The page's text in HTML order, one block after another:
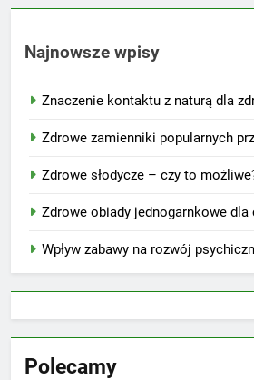
Najnowsze wpisy
Znaczenie kontaktu z naturą dla
Zdrowe zamienniki popularnych
Zdrowe słodycze – czy to
Zdrowe obiady jednogarnkowe dla
Wpływ zabawy na rozwój
Polecamy